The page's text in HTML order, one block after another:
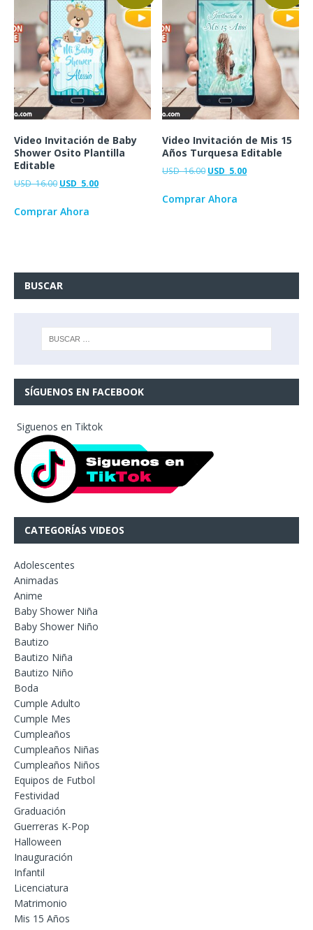
Video Invitación de Baby
Shower Osito Plantilla
Editable
USD16.00 USD 5.00
Comprar Ahora
Video Invitación de Mis 15
Años Turquesa Editable
USD16.00 USD 5.00
Comprar Ahora
BUSCAR
SÍGUENOS EN FACEBOOK
Siguenos en Tiktok
CATEGORÍAS VIDEOS
Adolescentes
Animadas
Anime
Baby Shower Niña
Baby Shower Niño
Bautizo
Bautizo Niña
Bautizo Niño
Boda
Cumple Adulto
Cumple Mes
Cumpleaños
Cumpleaños Niñas
Cumpleaños Niños
Equipos de Futbol
Festividad
Graduación
Guerreras K-Pop
Halloween
Inauguración
Infantil
Licenciatura
Matrimonio
Mis 15 Años